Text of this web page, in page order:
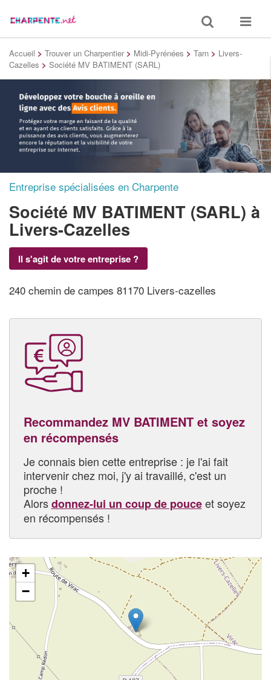
Toggle
search
Toggle
Accueil > Trouver un Charpentier > Midi-Pyrénées > Tarn > Livers-
Cazelles > Société MV BATIMENT (SARL)
Entreprise spécialisées en Charpente
Société MV BATIMENT (SARL) à
Livers-Cazelles
Il s'agit de votre entreprise ?
240 chemin de campes 81170 Livers-cazelles
Recommandez MV BATIMENT et soyez
en récompensés
Je connais bien cette entreprise : je l'ai fait
intervenir chez moi, j'y ai travaillé, c'est un
proche !
Alorsdonnez-lui un coup de pouceet soyez
en récompensés !
+
−